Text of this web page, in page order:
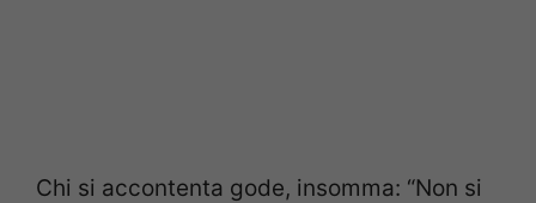
Chi si accontenta gode, insomma: “Non si